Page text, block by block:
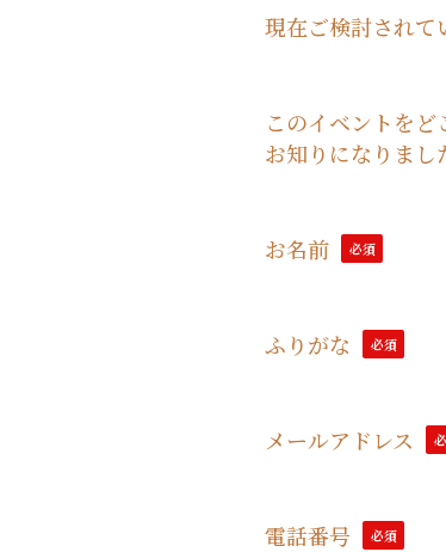
現在ご検討されて
このイベントをど
お知りになりまし
お名前 必須
ふりがな 必須
メールアドレス
電話番号 必須